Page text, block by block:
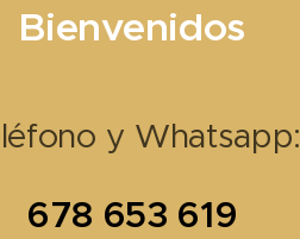
Bienvenidos
y Whatsapp:
678 653 619